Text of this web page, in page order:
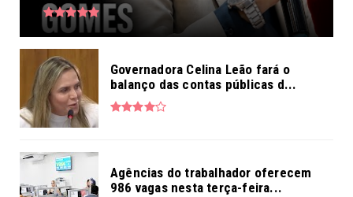
Governadora Celina Leão fará o
balanço das contas públicas d...
Agências do trabalhador oferecem
986 vagas nesta terça-feira...